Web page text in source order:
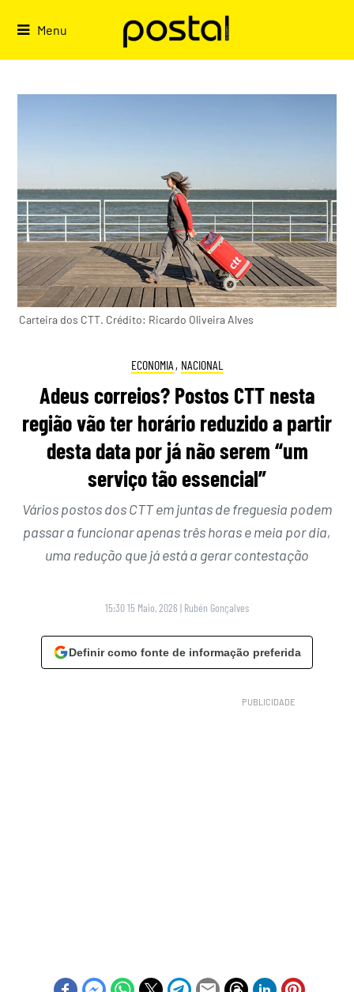
Menu
Carteira dos CTT. Crédito: Ricardo Oliveira Alves
ECONOMIA , NACIONAL
Adeus correios? Postos CTT nesta
região vão ter horário reduzido a partir
desta data por já não serem “um
serviço tão essencial”
Vários postos dos CTT em juntas de freguesia podem
passar a funcionar apenas três horas e meia por dia,
uma redução que já está a gerar contestação
15:30 15 Maio, 2026 | Rubén Gonçalves
Definir como fonte de informação preferida